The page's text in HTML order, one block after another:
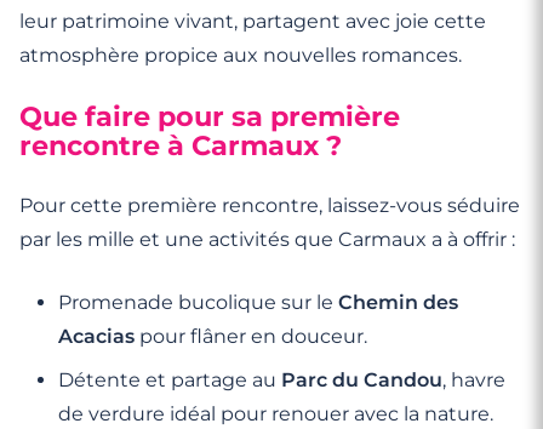
leur patrimoine vivant, partagent avec joie cette
atmosphère propice aux nouvelles romances.
Que faire pour sa première
rencontre à Carmaux ?
Pour cette première rencontre, laissez-vous séduire
par les mille et une activités que Carmaux a à offrir :
Promenade bucolique sur le Chemin des
Acacias pour flâner en douceur.
Détente et partage au Parc du Candou, havre
de verdure idéal pour renouer avec la nature.